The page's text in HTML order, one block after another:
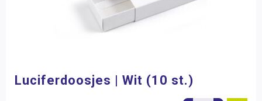
Luciferdoosjes | Wit (10 st.)